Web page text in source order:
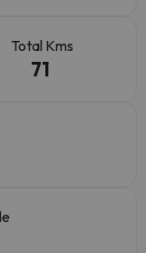
Total Kms
71